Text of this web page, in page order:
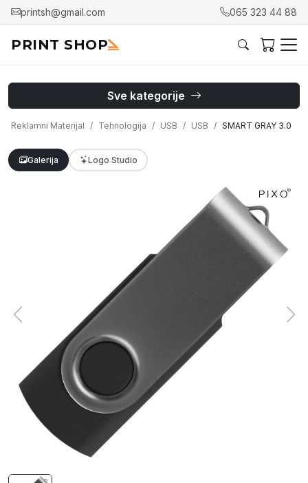
printsh@gmail.com 065 323 44 88
PRINT SHOP
Sve kategorije
Reklamni Materijal Tehnologija USB USB SMART GRAY 3.0
Galerija Logo Studio